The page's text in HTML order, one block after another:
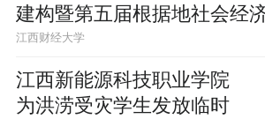
建构暨第五届根据地社会经
会
江西财经大学
江西新能源科技职业学院
为洪涝受灾学生发放临时